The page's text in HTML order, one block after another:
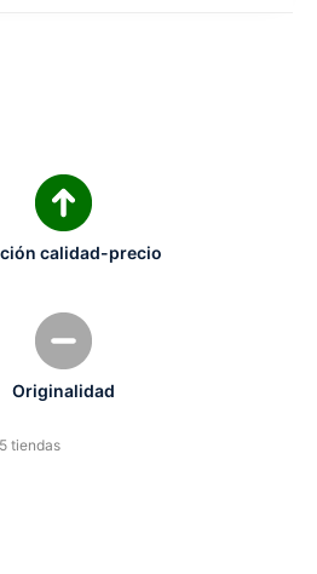
calidad-precio
Originalidad
tiendas